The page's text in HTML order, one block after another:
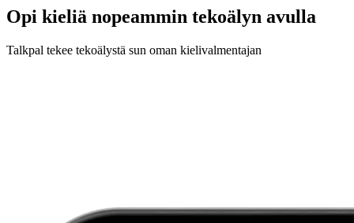
Opi kieliä nopeammin tekoälyn avulla
Talkpal tekee tekoälystä sun oman kielivalmentajan